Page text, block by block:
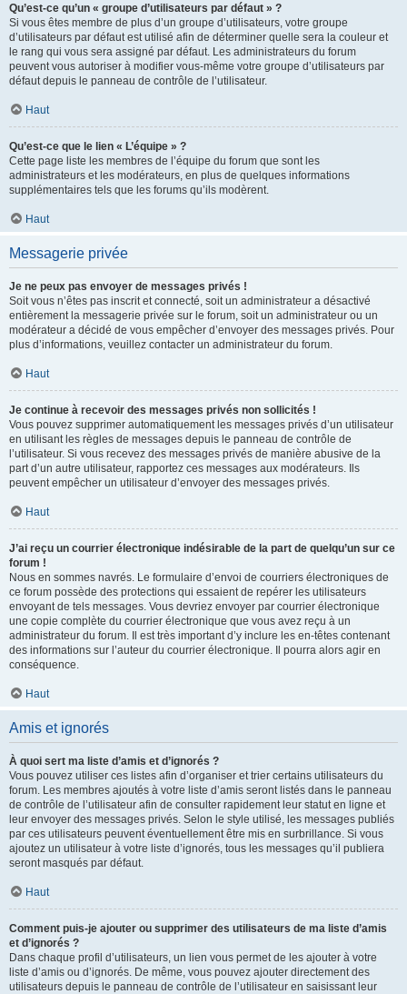
Qu’est-ce qu’un « groupe d’utilisateurs par défaut » ?
Si vous êtes membre de plus d’un groupe d’utilisateurs, votre groupe
d’utilisateurs par défaut est utilisé afin de déterminer quelle sera la couleur et
le rang qui vous sera assigné par défaut. Les administrateurs du forum
peuvent vous autoriser à modifier vous-même votre groupe d’utilisateurs par
défaut depuis le panneau de contrôle de l’utilisateur.
Haut
Qu’est-ce que le lien « L’équipe » ?
Cette page liste les membres de l’équipe du forum que sont les
administrateurs et les modérateurs, en plus de quelques informations
supplémentaires tels que les forums qu’ils modèrent.
Haut
Messagerie privée
Je ne peux pas envoyer de messages privés !
Soit vous n’êtes pas inscrit et connecté, soit un administrateur a désactivé
entièrement la messagerie privée sur le forum, soit un administrateur ou un
modérateur a décidé de vous empêcher d’envoyer des messages privés. Pour
plus d’informations, veuillez contacter un administrateur du forum.
Haut
Je continue à recevoir des messages privés non sollicités !
Vous pouvez supprimer automatiquement les messages privés d’un utilisateur
en utilisant les règles de messages depuis le panneau de contrôle de
l’utilisateur. Si vous recevez des messages privés de manière abusive de la
part d’un autre utilisateur, rapportez ces messages aux modérateurs. Ils
peuvent empêcher un utilisateur d’envoyer des messages privés.
Haut
J’ai reçu un courrier électronique indésirable de la part de quelqu’un sur ce
forum !
Nous en sommes navrés. Le formulaire d’envoi de courriers électroniques de
ce forum possède des protections qui essaient de repérer les utilisateurs
envoyant de tels messages. Vous devriez envoyer par courrier électronique
une copie complète du courrier électronique que vous avez reçu à un
administrateur du forum. Il est très important d’y inclure les en-têtes contenant
des informations sur l’auteur du courrier électronique. Il pourra alors agir en
conséquence.
Haut
Amis et ignorés
À quoi sert ma liste d’amis et d’ignorés ?
Vous pouvez utiliser ces listes afin d’organiser et trier certains utilisateurs du
forum. Les membres ajoutés à votre liste d’amis seront listés dans le panneau
de contrôle de l’utilisateur afin de consulter rapidement leur statut en ligne et
leur envoyer des messages privés. Selon le style utilisé, les messages publiés
par ces utilisateurs peuvent éventuellement être mis en surbrillance. Si vous
ajoutez un utilisateur à votre liste d’ignorés, tous les messages qu’il publiera
seront masqués par défaut.
Haut
Comment puis-je ajouter ou supprimer des utilisateurs de ma liste d’amis
et d’ignorés ?
Dans chaque profil d’utilisateurs, un lien vous permet de les ajouter à votre
liste d’amis ou d’ignorés. De même, vous pouvez ajouter directement des
utilisateurs depuis le panneau de contrôle de l’utilisateur en saisissant leur